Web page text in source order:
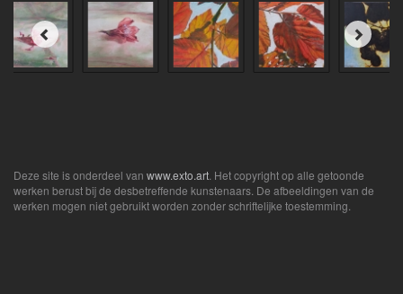
Deze site is onderdeel van www.exto.art . Het copyright op alle getoonde
werken berust bij de desbetreffende kunstenaars. De afbeeldingen van de
werken mogen niet gebruikt worden zonder schriftelijke toestemming.